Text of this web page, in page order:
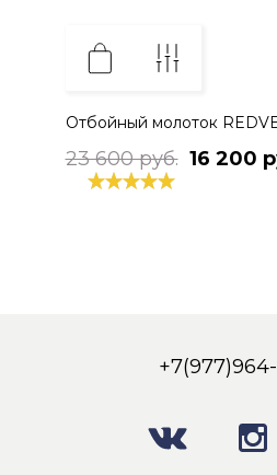
Отбойный молоток
23 600 руб. 16 200